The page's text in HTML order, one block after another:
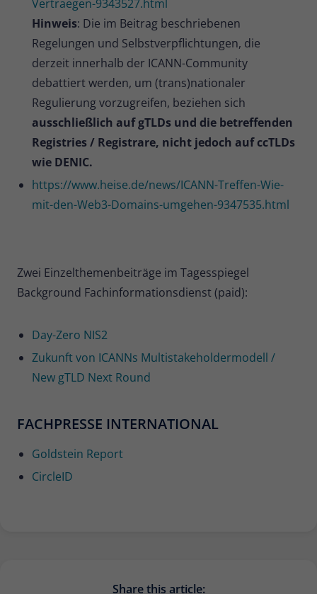
Vertraegen-9343527.html
Hinweis: Die im Beitrag beschriebenen
Regelungen und Selbstverpflichtungen, die
derzeit innerhalb der ICANN-Community
debattiert werden, um (trans)nationaler
Regulierung vorzugreifen, beziehen sich
ausschließlich auf gTLDs und die betreffenden
Registries / Registrare, nicht jedoch auf ccTLDs
wie DENIC.
https://www.heise.de/news/ICANN-Treffen-Wie-
mit-den-Web3-Domains-umgehen-9347535.html
Zwei Einzelthemenbeiträge im Tagesspiegel
Background Fachinformationsdienst (paid):
Day-Zero NIS2
Zukunft von ICANNs Multistakeholdermodell /
New gTLD Next Round
FACHPRESSE INTERNATIONAL
Goldstein Report
CircleID
Share this article: